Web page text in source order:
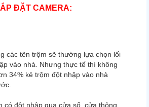
ĐẶT CAMERA:
các tên trộm sẽ thường lựa chọn lối
vào nhà. Nhưng thực tế thì không
34% kẻ trộm đột nhập vào nhà
có đột nhập qua cửa sổ, cửa thông